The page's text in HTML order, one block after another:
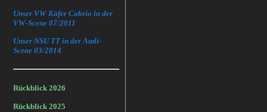
Unser VW Käfer Cabrio in der
VW-Scene 07/2011
Unser NSU TT in der Audi-
Scene 03/2014
Rückblick 2026
Rückblick 2025